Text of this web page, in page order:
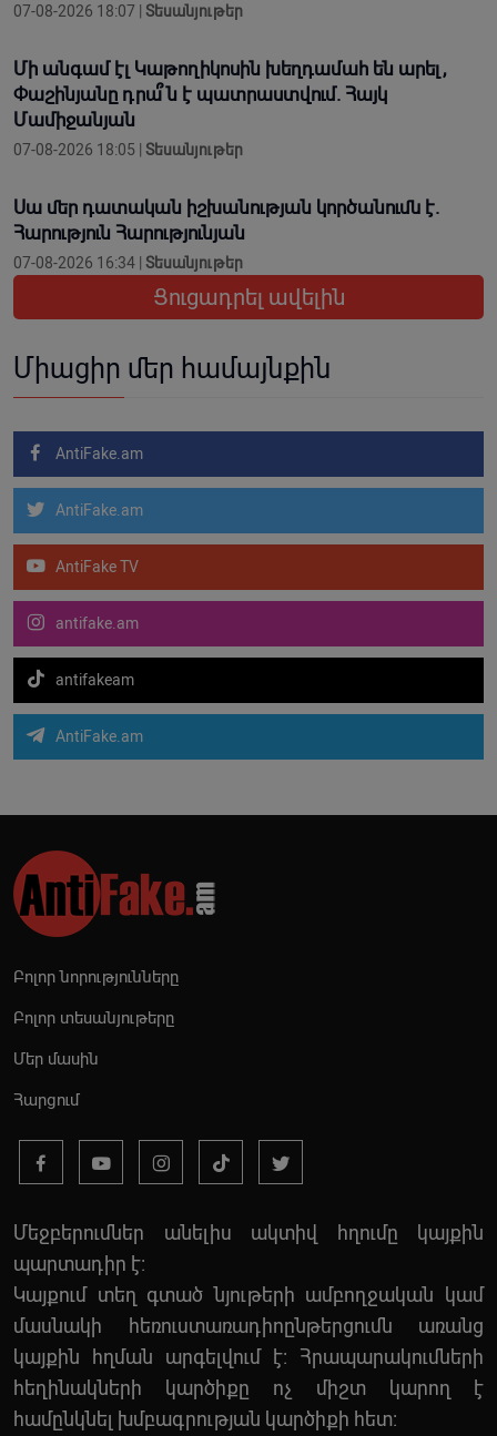
07-08-2026 18:07 | Տեսանյութեր
Մի անգամ էլ Կաթողիկոսին խեղդամահ են արել,
Փաշինյանը դրա՞ն է պատրաստվում. Հայկ
Մամիջանյան
07-08-2026 18:05 | Տեսանյութեր
Սա մեր դատական իշխանության կործանումն է.
Հարություն Հարությունյան
07-08-2026 16:34 | Տեսանյութեր
Ցուցադրել ավելին
Միացիր մեր համայնքին
AntiFake.am
AntiFake.am
AntiFake TV
antifake.am
antifakeam
AntiFake.am
Բոլոր նորությունները
Բոլոր տեսանյութերը
Մեր մասին
Հարցում
Մեջբերումներ անելիս ակտիվ հղումը կայքին
պարտադիր է:
Կայքում տեղ գտած նյութերի ամբողջական կամ
մասնակի հեռուստառադիոընթերցումն առանց
կայքին հղման արգելվում է: Հրապարակումների
հեղինակների կարծիքը ոչ միշտ կարող է
համընկնել խմբագրության կարծիքի հետ: